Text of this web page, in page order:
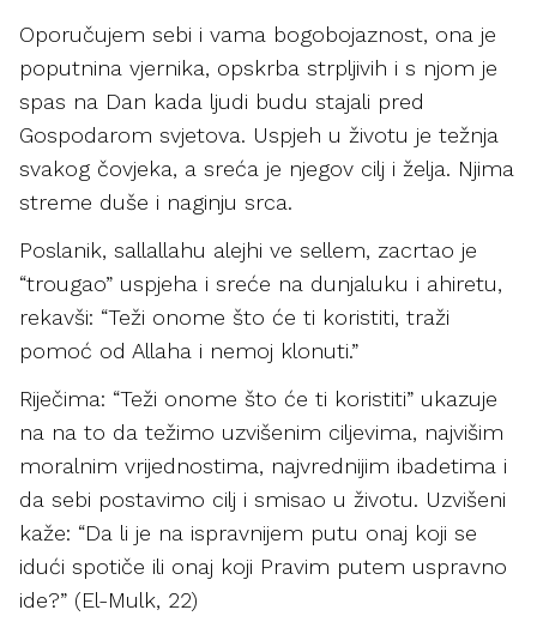
Oporučujem sebi i vama bogobojaznost, ona je
poputnina vjernika, opskrba strpljivih i s njom je
spas na Dan kada ljudi budu stajali pred
Gospodarom svjetova. Uspjeh u životu je težnja
svakog čovjeka, a sreća je njegov cilj i želja. Njima
streme duše i naginju srca.
Poslanik, sallallahu alejhi ve sellem, zacrtao je
“trougao” uspjeha i sreće na dunjaluku i ahiretu,
rekavši: “Teži onome što će ti koristiti, traži
pomoć od Allaha i nemoj klonuti.”
Riječima: “Teži onome što će ti koristiti” ukazuje
na na to da težimo uzvišenim ciljevima, najvišim
moralnim vrijednostima, najvrednijim ibadetima i
da sebi postavimo cilj i smisao u životu. Uzvišeni
kaže: “Da li je na ispravnijem putu onaj koji se
idući spotiče ili onaj koji Pravim putem uspravno
ide?” (El-Mulk, 22)